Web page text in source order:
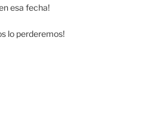
esa fecha!
lo perderemos!